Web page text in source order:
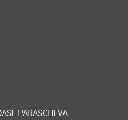
PARASCHEVA